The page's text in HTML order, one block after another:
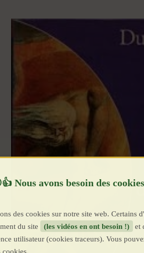
des cookies sur notre site web. Certains
du site
(les vidéos en ont besoin !)
et
utilisateur (cookies traceurs). Vous